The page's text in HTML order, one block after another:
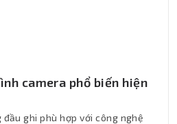
camera phổ biến hiện
ghi phù hợp với công nghệ